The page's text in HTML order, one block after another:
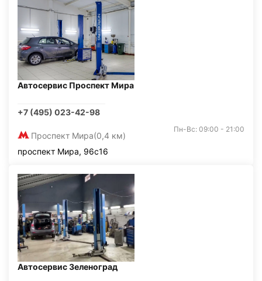
Автосервис Проспект Мира
+7 (495) 023-42-98
Проспект Мира(0,4 км)
Пн-Вс: 09:00 - 21:00
проспект Мира, 96с16
Автосервис Зеленоград